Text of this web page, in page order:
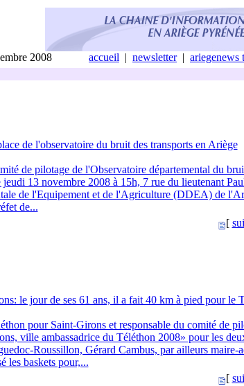
2008 accueil | newsletter| ariegenews
de l'observatoire du bruit des transports en Ariège
de pilotage de l'Observatoire départemental du
jeudi 13 novembre 2008 à 15h, 7 rue du lieutenant
de l'Equipement et de l'Agriculture (DDEA) de
de...
[
le jour de ses 61 ans, il a fait 40 km à pied pour le
pour Saint-Girons et responsable du comité de
ville ambassadrice du Téléthon 2008» pour les
Roussillon, Gérard Cambus, par ailleurs maire-
les baskets pour,...
[